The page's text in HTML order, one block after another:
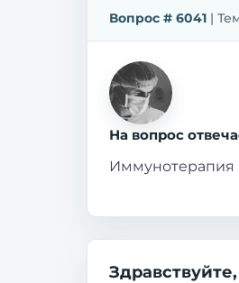
Вопрос # 6041 |
На вопрос
Иммунотерапия